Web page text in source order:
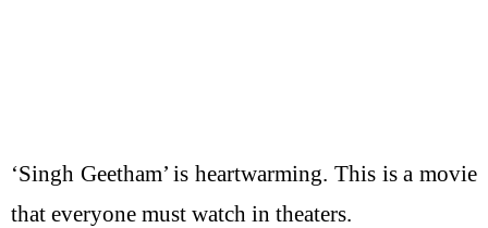
‘Singh Geetham’ is heartwarming. This is a movie
that everyone must watch in theaters.